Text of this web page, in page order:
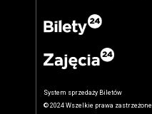
System sprzedaży Biletów
© 2024 Wszelkie prawa zastrzeżone